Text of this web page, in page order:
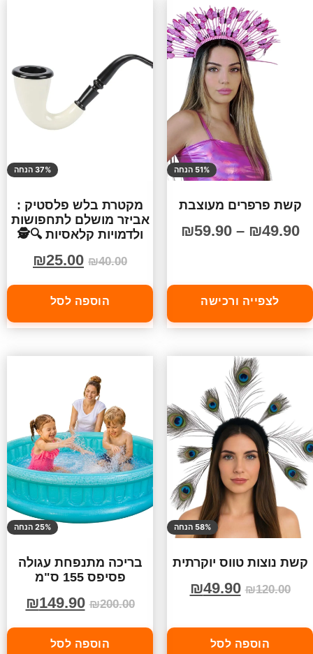
51% הנחה
קשת פרפרים מעוצבת
₪49.90
–
₪59.90
לצפייה ורכישה
37% הנחה
מקטרת בלש פלסטיק :
אביזר מושלם לתחפושות
ולדמויות קלאסיות 🔍🕵️
₪40.00
₪25.00
הוספה לסל
58% הנחה
קשת נוצות טווס יוקרתית
₪120.00
₪49.90
הוספה לסל
25% הנחה
בריכה מתנפחת עגולה
פסיפס 155 ס"מ
₪200.00
₪149.90
הוספה לסל